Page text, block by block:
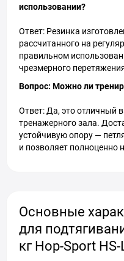
использовании?
Ответ: Резинка
рассчитанного на
правильном
чрезмерного
Вопрос: Можно ли
Ответ: Да, это отличный
тренажерного зала.
устойчивую опору —
и позволяет полноценно
Основные
для
кг Hop-Sport